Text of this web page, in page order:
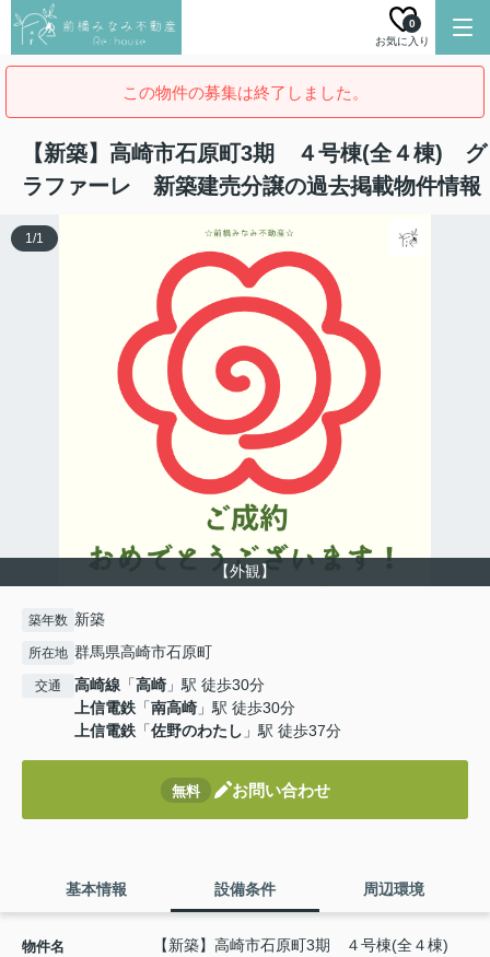
お気に入り
0
この物件の募集は終了しました。
【新築】高崎市石原町3期 ４号棟(全４棟) グ
ラファーレ 新築建売分譲の過去掲載物件情報
【外観】
1/1
築年数 新築
所在地 群馬県高崎市石原町
交通 高崎線 「高崎 」駅 徒歩30分
上信電鉄 「南高崎 」駅 徒歩30分
上信電鉄 「佐野のわたし 」駅 徒歩37分
無料 お問い合わせ
基本情報 設備条件 周辺環境
物件名
【新築】高崎市石原町3期 ４号棟(全４棟)